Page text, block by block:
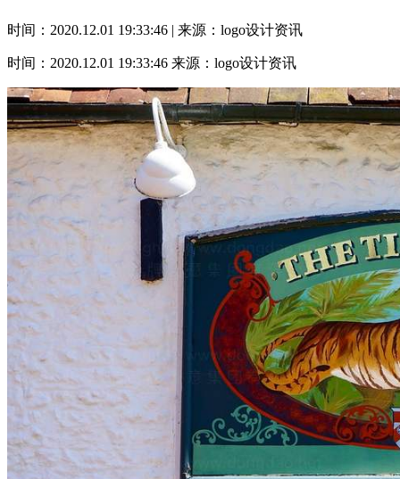
时间：2020.12.01 19:33:46 | 来源：logo设计资讯
时间：2020.12.01 19:33:46 来源：logo设计资讯